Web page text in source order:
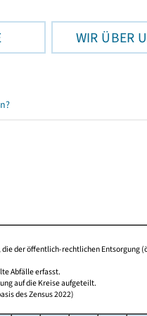
WIR ÜBER
der öffentlich-rechtlichen Entsorgung
Abfälle erfasst.
auf die Kreise aufgeteilt.
des Zensus 2022)